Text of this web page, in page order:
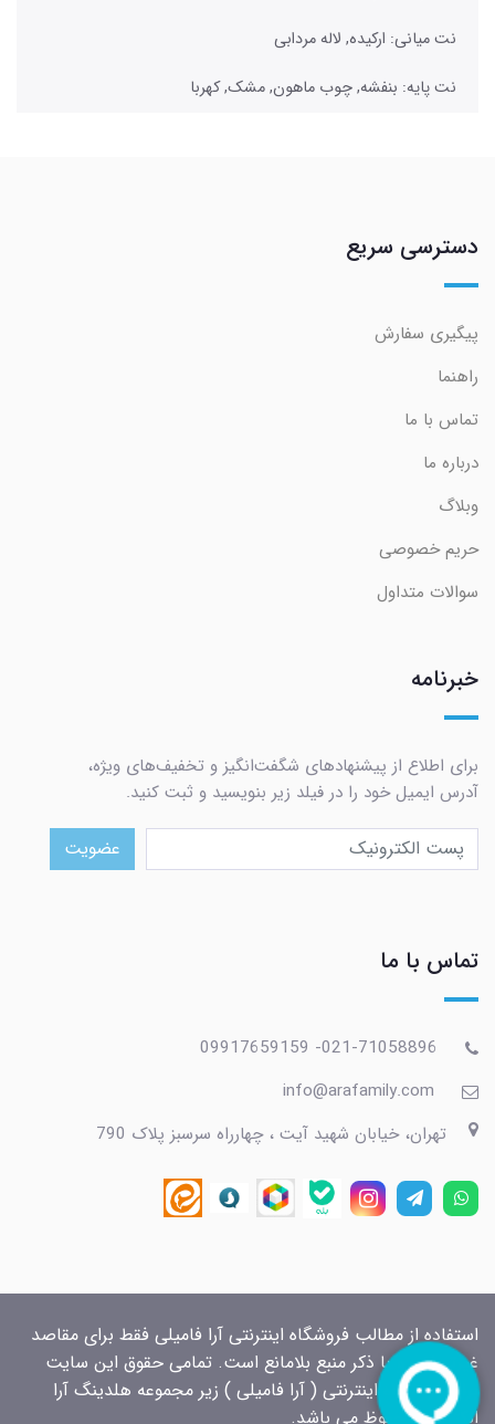
نت میانی: ارکیده, لاله مردابی
نت پایه: بنفشه, چوب ماهون, مشک, کهربا
دسترسی سریع
پیگیری سفارش
راهنما
تماس با ما
درباره ما
وبلاگ
حریم خصوصی
سوالات متداول
خبرنامه
برای اطلاع از پیشنهادهای شگفت‌انگیز و تخفیف‌های ویژه،
آدرس ایمیل خود را در فیلد زیر بنویسید و ثبت کنید.
عضویت
تماس با ما
تهران، خیابان شهید آیت ، چهارراه سرسبز پلاک 790
استفاده از مطالب فروشگاه اینترنتی آرا فامیلی فقط برای مقاصد
غیرتجاری و با ذکر منبع بلامانع است. تمامی حقوق این سایت
برای فروشگاه اینترنتی ( آرا فامیلی ) زیر مجموعه هلدینگ آرا
الکتریک محفوظ می باشد.